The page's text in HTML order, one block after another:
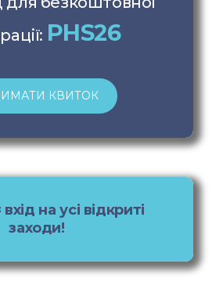
PHS26
КВИТОК
на усі відкриті
заходи!